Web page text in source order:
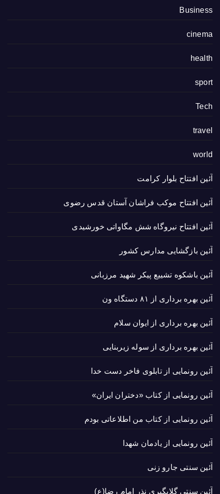
Business
cinema
health
sport
Tech
travel
world
آئین افتتاح بلوار کرامت
آئین افتتاح موکب فراشان آستان قدس رضوی
آئین افتتاح نیروگاه شش مگاواتی خورشیدی
آئین بازگشایی مدارس کشور
آئین باشکوه تشییع پیکر شهید مرزبانی
آئین بهره برداری از ۸۱ دستگاه ون
آئین بهره برداری از ایوان سلام
آئین بهره برداری از سوله زیربنایی
آئین رونمایی از تابلوی فاخر دست خدا
آئین رونمایی از کتاب «دختران ایران»
آئین رونمایی از کتاب من اطلاعاتی بودم
آئین رونمایی از یادمان شهدا
آئین سنتی جارو زنی
آئین سنتی گلابگیری نذر امام رضا(ع)